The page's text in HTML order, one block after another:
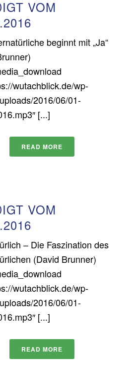
VOM
beginnt mit „Ja“
wutachblick.de/wp-
2016/06/01-
[...]
READ MORE
VOM
– Die Faszination des
(David Brunner)
wutachblick.de/wp-
2016/06/01-
[...]
READ MORE